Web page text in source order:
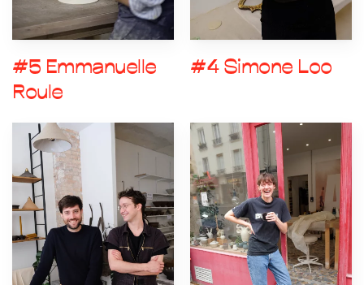
#5 Emmanuelle
Roule
#4 Simone Loo